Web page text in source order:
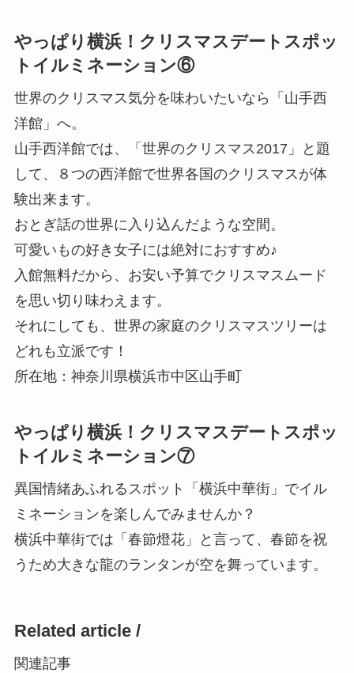
やっぱり横浜！クリスマスデートスポッ
トイルミネーション⑥
世界のクリスマス気分を味わいたいなら「山手西
洋館」へ。
山手西洋館では、「世界のクリスマス2017」と題
して、８つの西洋館で世界各国のクリスマスが体
験出来ます。
おとぎ話の世界に入り込んだような空間。
可愛いもの好き女子には絶対におすすめ♪
入館無料だから、お安い予算でクリスマスムード
を思い切り味わえます。
それにしても、世界の家庭のクリスマスツリーは
どれも立派です！
所在地：神奈川県横浜市中区山手町
やっぱり横浜！クリスマスデートスポッ
トイルミネーション⑦
異国情緒あふれるスポット「横浜中華街」でイル
ミネーションを楽しんでみませんか？
横浜中華街では「春節燈花」と言って、春節を祝
うため大きな龍のランタンが空を舞っています。
Related article /
関連記事